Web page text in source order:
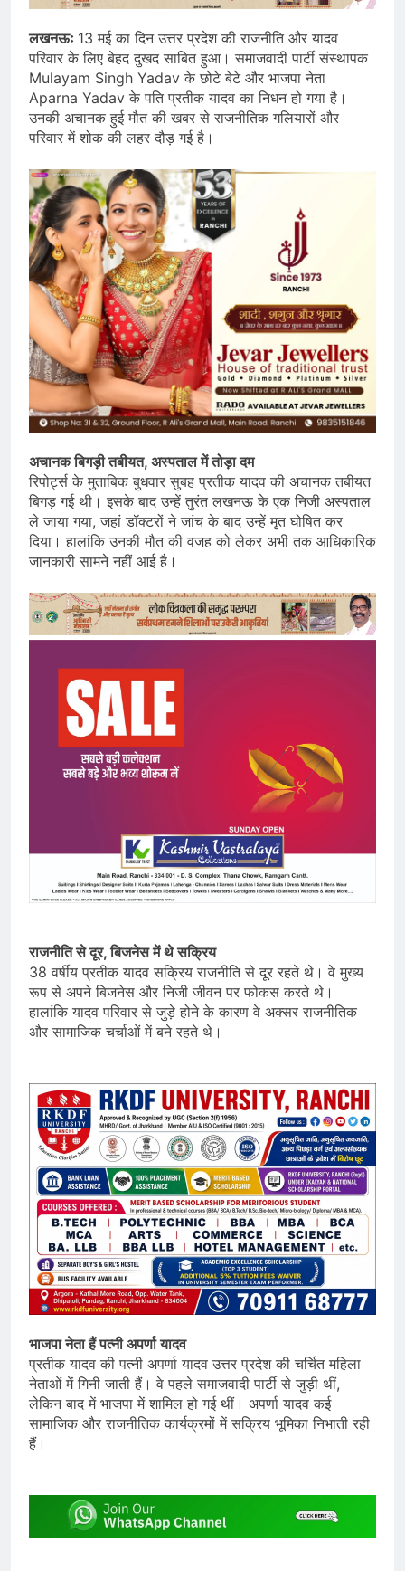
लखनऊः 13 मई का दिन उत्तर प्रदेश की राजनीति और यादव
परिवार के लिए बेहद दुखद साबित हुआ। समाजवादी पार्टी संस्थापक
Mulayam Singh Yadav के छोटे बेटे और भाजपा नेता
Aparna Yadav के पति प्रतीक यादव का निधन हो गया है।
उनकी अचानक हुई मौत की खबर से राजनीतिक गलियारों और
परिवार में शोक की लहर दौड़ गई है।
अचानक बिगड़ी तबीयत, अस्पताल में तोड़ा दम
रिपोर्ट्स के मुताबिक बुधवार सुबह प्रतीक यादव की अचानक तबीयत
बिगड़ गई थी। इसके बाद उन्हें तुरंत लखनऊ के एक निजी अस्पताल
ले जाया गया, जहां डॉक्टरों ने जांच के बाद उन्हें मृत घोषित कर
दिया। हालांकि उनकी मौत की वजह को लेकर अभी तक आधिकारिक
जानकारी सामने नहीं आई है।
राजनीति से दूर, बिजनेस में थे सक्रिय
38 वर्षीय प्रतीक यादव सक्रिय राजनीति से दूर रहते थे। वे मुख्य
रूप से अपने बिजनेस और निजी जीवन पर फोकस करते थे।
हालांकि यादव परिवार से जुड़े होने के कारण वे अक्सर राजनीतिक
और सामाजिक चर्चाओं में बने रहते थे।
भाजपा नेता हैं पत्नी अपर्णा यादव
प्रतीक यादव की पत्नी अपर्णा यादव उत्तर प्रदेश की चर्चित महिला
नेताओं में गिनी जाती हैं। वे पहले समाजवादी पार्टी से जुड़ी थीं,
लेकिन बाद में भाजपा में शामिल हो गई थीं। अपर्णा यादव कई
सामाजिक और राजनीतिक कार्यक्रमों में सक्रिय भूमिका निभाती रही
हैं।